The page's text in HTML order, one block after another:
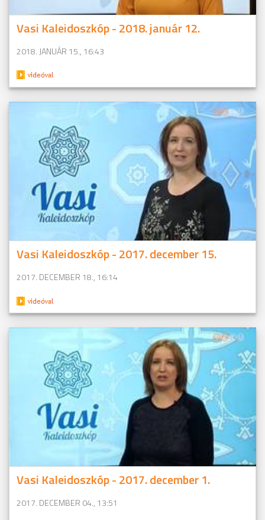
Vasi Kaleidoszkóp - 2018. január 12.
2018. JANUÁR 15., 16:43
Vasi Kaleidoszkóp - 2017. december 15.
2017. DECEMBER 18., 16:14
Vasi Kaleidoszkóp - 2017. december 1.
2017. DECEMBER 04., 13:51